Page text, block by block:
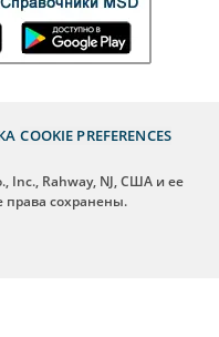
COOKIE PREFERENCES
Inc., Rahway, NJ, США и ее
сохранены.